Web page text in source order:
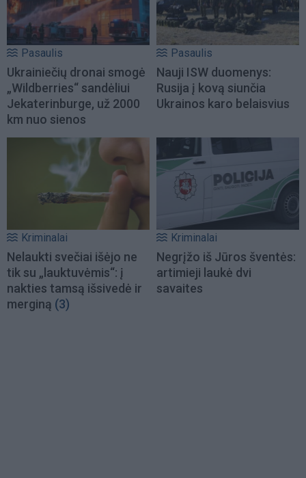
Pasaulis
Ukrainiečių dronai smogė
„Wildberries“ sandėliui
Jekaterinburge, už 2000
km nuo sienos
Pasaulis
Nauji ISW duomenys:
Rusija į kovą siunčia
Ukrainos karo belaisvius
Kriminalai
Nelaukti svečiai išėjo ne
tik su „lauktuvėmis“: į
nakties tamsą išsivedė ir
merginą (3)
Kriminalai
Negrįžo iš Jūros šventės:
artimieji laukė dvi
savaites